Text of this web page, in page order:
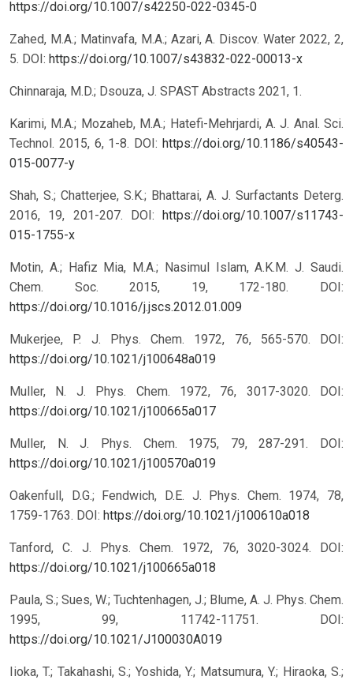
https://doi.org/10.1007/s42250-022-0345-0
Zahed, M.A.; Matinvafa, M.A.; Azari, A. Discov. Water 2022, 2,
5. DOI: https://doi.org/10.1007/s43832-022-00013-x
Chinnaraja, M.D.; Dsouza, J. SPAST Abstracts 2021, 1.
Karimi, M.A.; Mozaheb, M.A.; Hatefi-Mehrjardi, A. J. Anal. Sci.
Technol. 2015, 6, 1-8. DOI: https://doi.org/10.1186/s40543-
015-0077-y
Shah, S.; Chatterjee, S.K.; Bhattarai, A. J. Surfactants Deterg.
2016, 19, 201-207. DOI: https://doi.org/10.1007/s11743-
015-1755-x
Motin, A.; Hafiz Mia, M.A.; Nasimul Islam, A.K.M. J. Saudi.
Chem. Soc. 2015, 19, 172-180. DOI:
https://doi.org/10.1016/j.jscs.2012.01.009
Mukerjee, P. J. Phys. Chem. 1972, 76, 565-570. DOI:
https://doi.org/10.1021/j100648a019
Muller, N. J. Phys. Chem. 1972, 76, 3017-3020. DOI:
https://doi.org/10.1021/j100665a017
Muller, N. J. Phys. Chem. 1975, 79, 287-291. DOI:
https://doi.org/10.1021/j100570a019
Oakenfull, D.G.; Fendwich, D.E. J. Phys. Chem. 1974, 78,
1759-1763. DOI: https://doi.org/10.1021/j100610a018
Tanford, C. J. Phys. Chem. 1972, 76, 3020-3024. DOI:
https://doi.org/10.1021/j100665a018
Paula, S.; Sues, W.; Tuchtenhagen, J.; Blume, A. J. Phys. Chem.
1995, 99, 11742-11751. DOI:
https://doi.org/10.1021/J100030A019
Iioka, T.; Takahashi, S.; Yoshida, Y.; Matsumura, Y.; Hiraoka, S.;